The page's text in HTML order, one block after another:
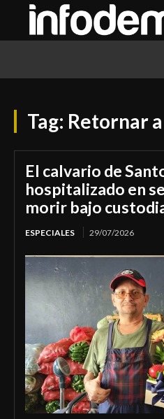
Tag: Retornar
El calvario de
hospitalizado en
morir bajo
ESPECIALES 29/07/2026